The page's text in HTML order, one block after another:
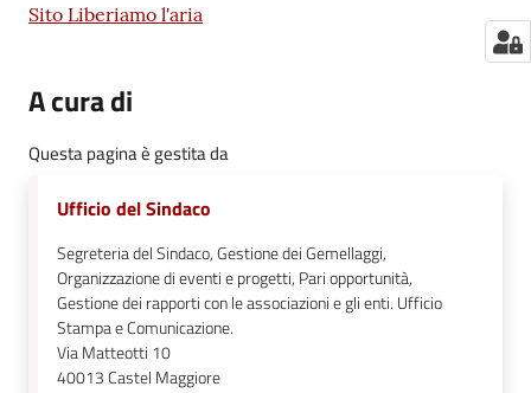
Sito Liberiamo l'aria
A cura di
Questa pagina è gestita da
Ufficio del Sindaco
Segreteria del Sindaco, Gestione dei Gemellaggi,
Organizzazione di eventi e progetti, Pari opportunità,
Gestione dei rapporti con le associazioni e gli enti. Ufficio
Stampa e Comunicazione.
Via Matteotti 10
40013Castel Maggiore